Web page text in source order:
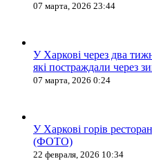
07 марта, 2026 23:44
У Харкові через два
які постраждали через
07 марта, 2026 0:24
У Харкові горів
(ФОТО)
22 февраля, 2026 10:34